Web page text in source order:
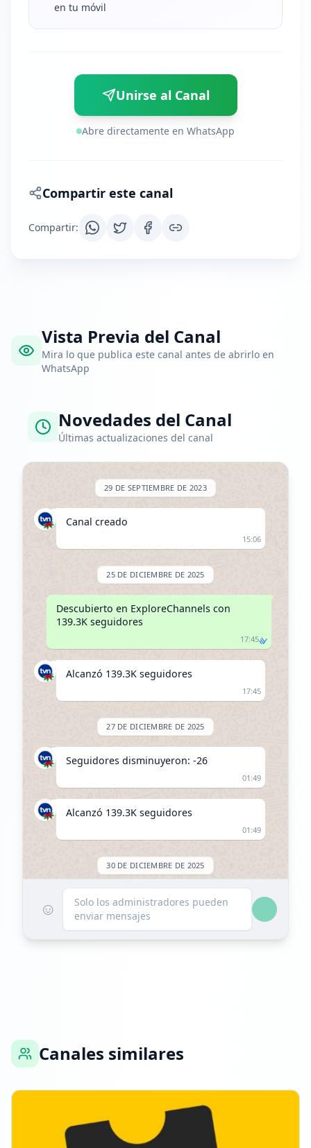
en tu móvil
Unirse al Canal
Abre directamente en WhatsApp
Compartir este canal
Compartir:
Vista Previa del Canal
Mira lo que publica este canal antes de abrirlo en
WhatsApp
Novedades del Canal
Últimas actualizaciones del canal
29 DE SEPTIEMBRE DE 2023
Canal creado
15:06
25 DE DICIEMBRE DE 2025
Descubierto en ExploreChannels con
139.3K seguidores
17:45
Alcanzó 139.3K seguidores
17:45
27 DE DICIEMBRE DE 2025
Seguidores disminuyeron: -26
01:49
Alcanzó 139.3K seguidores
01:49
30 DE DICIEMBRE DE 2025
FOLLOWERS INCREASED: +145
16:42
24 DE FEBRERO DE 2026
FOLLOWERS INCREASED: +6.3K
☺
Solo los administradores pueden
enviar mensajes
Canales similares